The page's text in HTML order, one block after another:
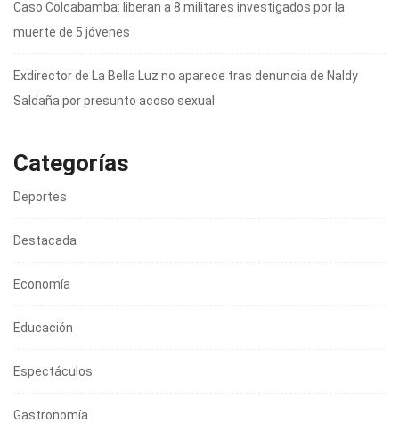
Caso Colcabamba: liberan a 8 militares investigados por la
muerte de 5 jóvenes
Exdirector de La Bella Luz no aparece tras denuncia de Naldy
Saldaña por presunto acoso sexual
Categorías
Deportes
Destacada
Economía
Educación
Espectáculos
Gastronomía